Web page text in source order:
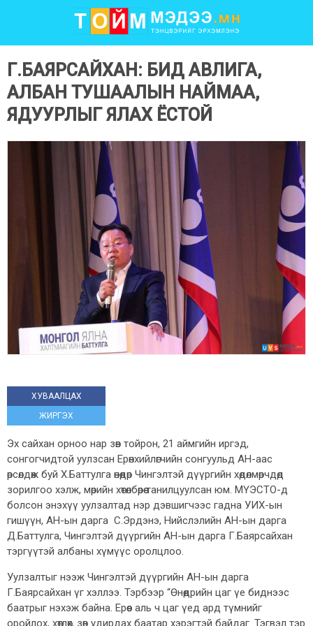
Г.БАЯРСАЙХАН: БИД АВЛИГА,
АЛБАН ТУШААЛЫН НАЙМАА,
ЯДУУРЛЫГ ЯЛАХ ЁСТОЙ
ХУВААЛЦАХ
ЖИРГЭХ
Эх сайхан орноо нар зөв тойрон, 21 аймгийн иргэд,
сонгогчидтой уулзсан Ерөнхийлөгчийн сонгуульд АН-аас
өрсөлдөж буй Х.Баттулга өнөөдөр Чингэлтэй дүүргийн хөдөлмөрчдөд
зорилгоо хэлж, мөрийн хөтөлбөрөө танилцуулсан юм. МҮЭСТО-д
болсон энэхүү уулзалтад нэр дэвшигчээс гадна УИХ-ын
гишүүн, АН-ын дарга С.Эрдэнэ, Нийслэлийн АН-ын дарга
Д.Баттулга, Чингэлтэй дүүргийн АН-ын дарга Г.Баярсайхан
тэргүүтэй албаны хүмүүс оролцлоо.
Уулзалтыг нээж Чингэлтэй дүүргийн АН-ын дарга
Г.Баярсайхан үг хэллээ. Тэрбээр “Өнөөдрийн цаг үе биднээс
баатрыг нэхэж байна. Ерөөс аль ч цаг үед ард түмнийг
оройлох, хөтлөх, зөв удирдах баатар хэрэгтэй байдаг. Тэгвэл тэр